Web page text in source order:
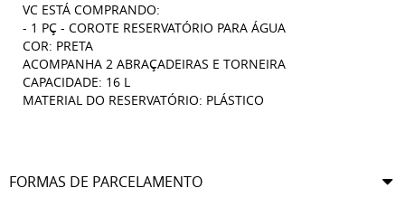
VC ESTÁ COMPRANDO:
- 1 PÇ - COROTE RESERVATÓRIO PARA ÁGUA
COR: PRETA
ACOMPANHA 2 ABRAÇADEIRAS E TORNEIRA
CAPACIDADE: 16 L
MATERIAL DO RESERVATÓRIO: PLÁSTICO
FORMAS DE PARCELAMENTO